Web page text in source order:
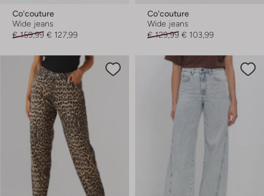
Co'couture
Wide jeans
€ 159,99 € 127,99
Co'couture
Wide jeans
€ 129,99 € 103,99